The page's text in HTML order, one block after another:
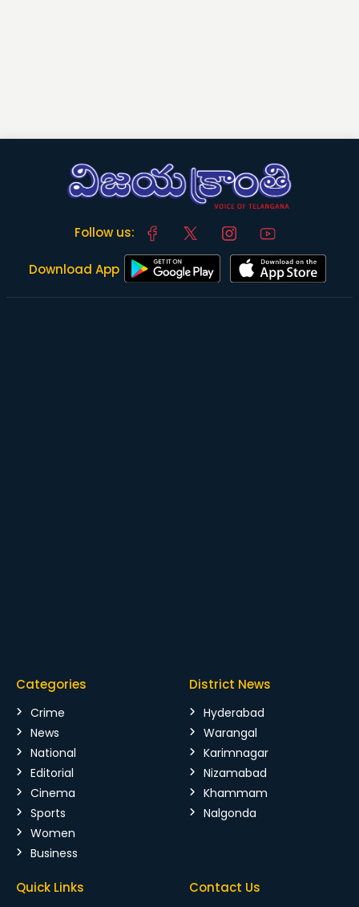
Follow us:
Download App
Categories
Crime
News
National
Editorial
Cinema
Sports
Women
Business
District News
Hyderabad
Warangal
Karimnagar
Nizamabad
Khammam
Nalgonda
Quick Links Contact Us